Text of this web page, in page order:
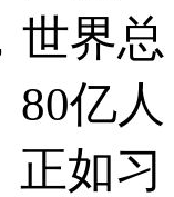
世界总
80亿人
正如习